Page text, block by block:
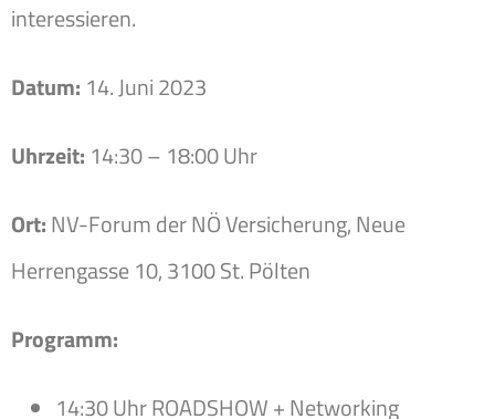
interessieren.
Datum: 14. Juni 2023
Uhrzeit: 14:30 – 18:00 Uhr
Ort:NV-Forum der NÖ Versicherung, Neue
Herrengasse 10, 3100 St. Pölten
Programm:
14:30 Uhr ROADSHOW + Networking